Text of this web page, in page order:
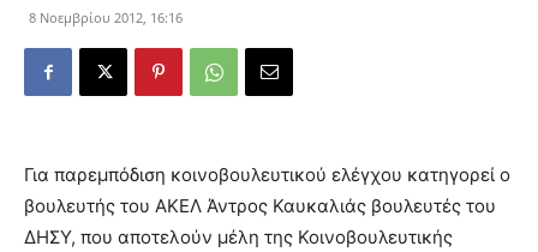
8 Νοεμβρίου 2012, 16:16
Για παρεμπόδιση κοινοβουλευτικού ελέγχου κατηγορεί ο
βουλευτής του ΑΚΕΛ Άντρος Καυκαλιάς βουλευτές του
ΔΗΣΥ, που αποτελούν μέλη της Κοινοβουλευτικής